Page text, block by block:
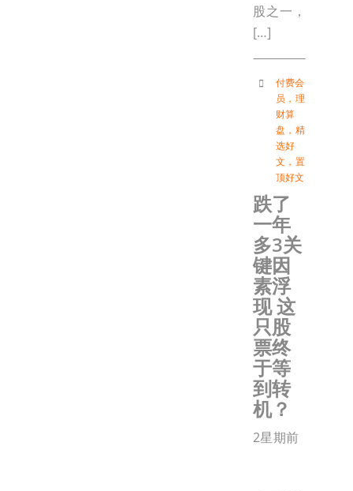
股之一，
[…]
付费会
员 ， 理
财算
盘 ， 精
选好
文 ， 置
顶好文
跌了
一年
多3关
键因
素浮
现 这
只股
票终
于等
到转
机？
2星期前